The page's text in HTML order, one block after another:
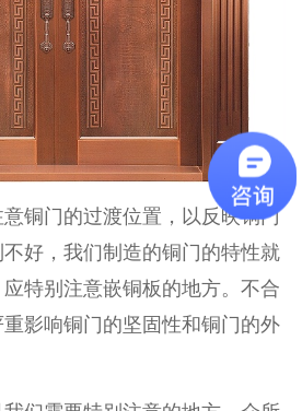
铜门的过渡位置，以反映铜门
好，我们制造的铜门的特性就
特别注意嵌铜板的地方。不合
影响铜门的坚固性和铜门的外